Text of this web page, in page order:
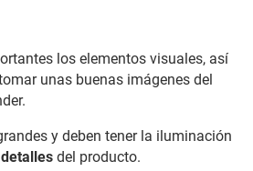
los elementos visuales, así
unas buenas imágenes del
y deben tener la iluminación
del producto.